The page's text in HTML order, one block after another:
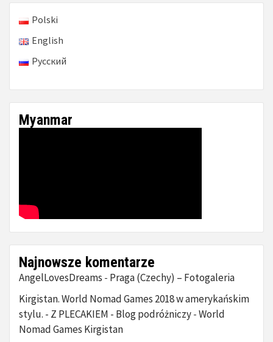
Polski
English
Русский
Myanmar
Najnowsze komentarze
AngelLovesDreams - Praga (Czechy) – Fotogaleria
Kirgistan. World Nomad Games 2018 w amerykańskim
stylu. - Z PLECAKIEM - Blog podróżniczy - World
Nomad Games Kirgistan